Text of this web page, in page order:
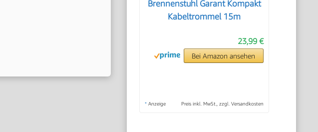
Brennenstuhl Garant Kompakt
Kabeltrommel 15m
23,99 €
Bei Amazon ansehen
* Anzeige Preis inkl. MwSt., zzgl. Versandkosten